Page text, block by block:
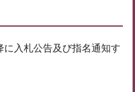
入札公告及び指名通知す